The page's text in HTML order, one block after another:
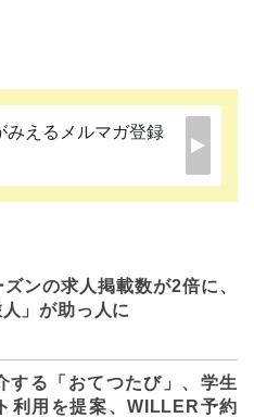
みえるメルマガ登録
ンの求人掲載数が2倍に、
」が助っ人に
する「おてつたび」、学生
利用を提案、WILLER予約